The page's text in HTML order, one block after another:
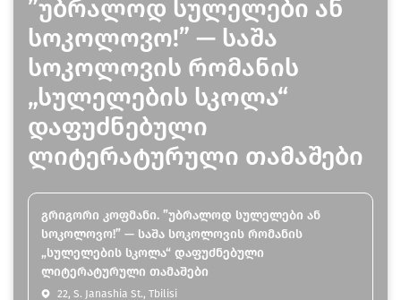
”უბრალოდ სულელები ან
სოკოლოვო!” — საშა
სოკოლოვის რომანის
„სულელების სკოლა“
დაფუძნებული
ლიტერატურული თამაშები
გრიგორი კოფმანი. ”უბრალოდ სულელები ან
სოკოლოვო!” — საშა სოკოლოვის რომანის
„სულელების სკოლა“ დაფუძნებული
ლიტერატურული თამაშები
22, S. Janashia St., Tbilisi